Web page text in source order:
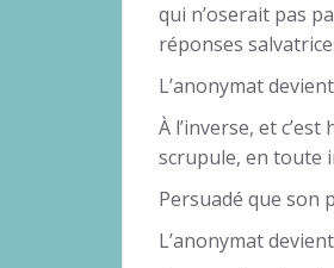
qui n’oserait pas
réponses
L’anonymat
À l’inverse, et
scrupule, en toute
Persuadé que son
L’anonymat